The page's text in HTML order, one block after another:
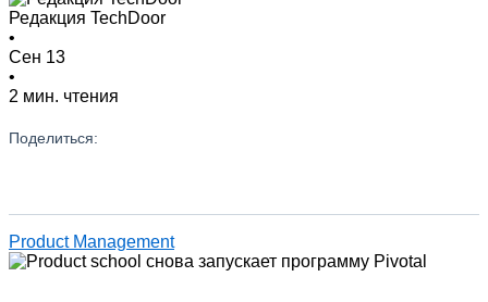
Редакция TechDoor
•
Сен 13
•
2 мин. чтения
Поделиться:
Product Management